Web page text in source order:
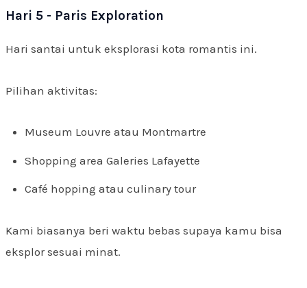
Hari 5 - Paris Exploration
Hari santai untuk eksplorasi kota romantis ini.
Pilihan aktivitas:
Museum Louvre atau Montmartre
Shopping area Galeries Lafayette
Café hopping atau culinary tour
Kami biasanya beri waktu bebas supaya kamu bisa
eksplor sesuai minat.